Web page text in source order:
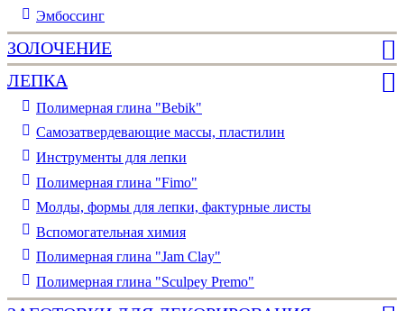
Эмбоссинг
ЗОЛОЧЕНИЕ
ЛЕПКА
Полимерная глина "Bebik"
Самозатвердевающие массы, пластилин
Инструменты для лепки
Полимерная глина "Fimo"
Молды, формы для лепки, фактурные листы
Вспомогательная химия
Полимерная глина "Jam Clay"
Полимерная глина "Sculpey Premo"